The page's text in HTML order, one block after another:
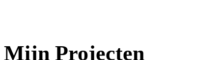
Mijn Projecten